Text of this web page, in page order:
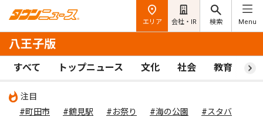
エリア 会社・IR 検索 Menu
八王子版
すべて トップニュース 文化 社会 教育 ス
注目
#町田市
#鶴見駅 #お祭り #海の公園 #スタバ